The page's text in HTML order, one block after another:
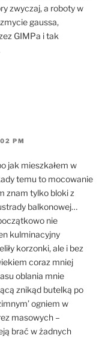
zwyczaj, a roboty w
gaussa,
GIMPa i tak
PM
jak mieszkałem w
temu to mocowanie
znam tylko bloki z
balkonowej…
nie
kulminacyjny
korzonki, ale i bez
coraz mniej
oblania mnie
znikąd butelką po
ogniem w
masowych –
brać w żadnych